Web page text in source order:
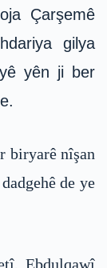
Çarşemê
gilya
yên ji ber
biryarê nîşan
de ye
Ebdulqawî